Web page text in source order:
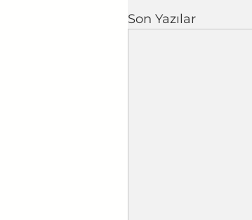
Son Yazılar